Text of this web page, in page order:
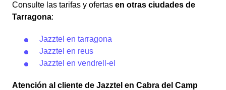
Consulte las tarifas y ofertas en otras ciudades de
Tarragona:
Jazztel en tarragona
Jazztel en reus
Jazztel en vendrell-el
Atención al cliente de Jazztel en Cabra del Camp